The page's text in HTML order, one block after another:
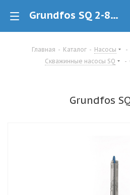
Grundfos SQ 2-85 96510201 Скважинный насос купить в Минске
Главная - Каталог - Насосы -
Скважинные насосы SQ
-
Grundfos